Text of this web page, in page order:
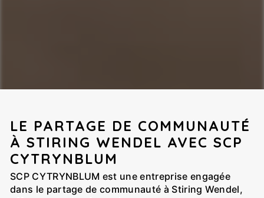
LE PARTAGE DE COMMUNAUTÉ
À STIRING WENDEL AVEC SCP
CYTRYNBLUM
SCP CYTRYNBLUM est une entreprise engagée
dans le partage de communauté à Stiring Wendel,